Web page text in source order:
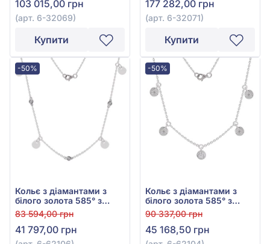
103 015,00 грн
(арт. 6-32069)
Купити
177 282,00 грн
(арт. 6-32071)
Купити
-50%
Кольє з діамантами з
білого золота 585° з
діамантом 0,07ct, арт. 6-
62106
83 594,00 грн
41 797,00 грн
-50%
Кольє з діамантами з
білого золота 585° з
діамантом 0,15ct, арт. 6-
62104
90 337,00 грн
45 168,50 грн